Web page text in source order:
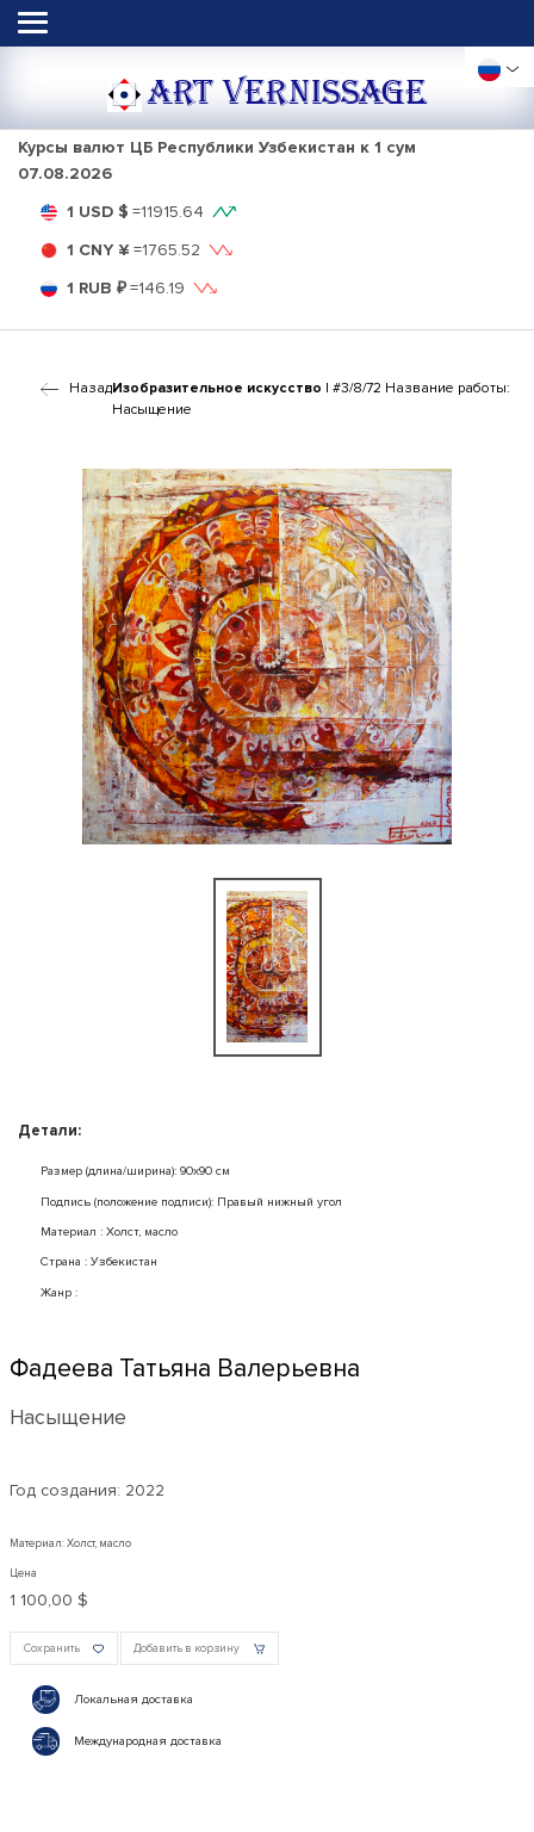
ART VERNISSAGE
Курсы валют ЦБ Республики Узбекистан к 1 сум
07.08.2026
1 USD $ =11915.64
1 CNY ¥ =1765.52
1 RUB ₽=146.19
НазадИзобразительное искусство | #3/8/72 Название работы:
Насыщение
Детали:
Размер (длина/ширина): 90x90 см
Подпись (положение подписи): Правый нижный угол
Mатериал : Холст, масло
Страна : Узбекистан
Жанр :
Фадеева Татьяна Валерьевна
Насыщение
Год создания: 2022
Материал: Холст, масло
Цена
1 100,00 $
Сохранить Добавить в корзину
Локальная доставка
Международная доставка